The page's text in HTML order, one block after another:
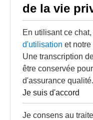
de la vie
En utilisant ce
d'utilisation et notre
Une transcription
être conservée
d'assurance qualité.
Je suis d'accord
Je consens au